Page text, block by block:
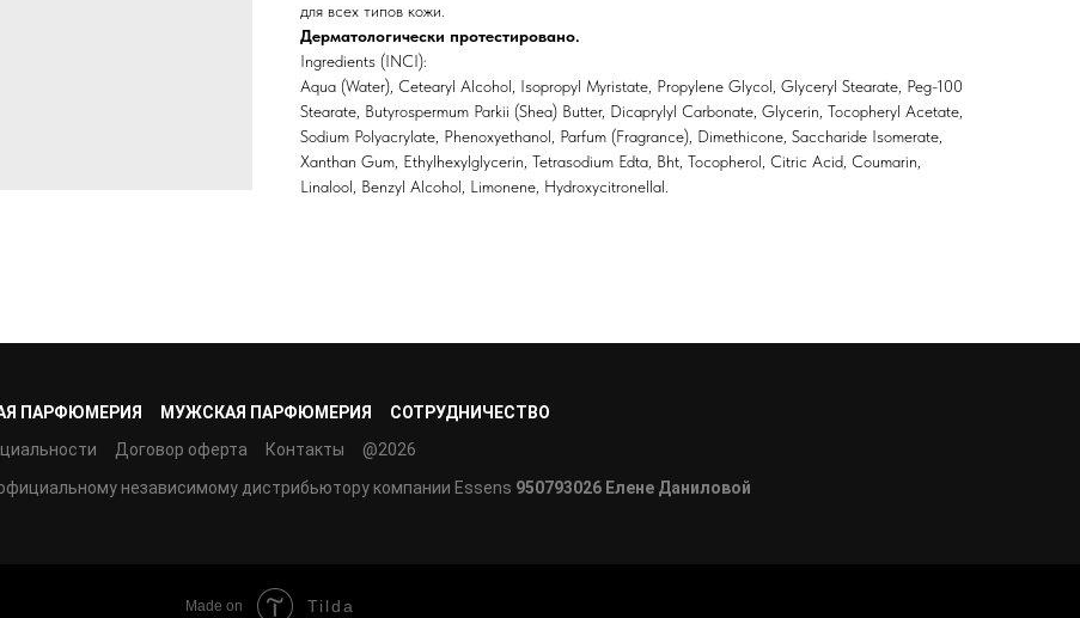
для всех типов кожи.
Дерматологически протестировано.
Ingredients (INCI):
Aqua (Water), Cetearyl Alcohol, Isopropyl Myristate, Propylene Glycol, Glyceryl Stearate, Peg-100
Stearate, Butyrospermum Parkii (Shea) Butter, Dicaprylyl Carbonate, Glycerin, Tocopheryl Acetate,
Sodium Polyacrylate, Phenoxyethanol, Parfum (Fragrance), Dimethicone, Saccharide Isomerate,
Xanthan Gum, Ethylhexylglycerin, Tetrasodium Edta, Bht, Tocopherol, Citric Acid, Coumarin,
Linalool, Benzyl Alcohol, Limonene, Hydroxycitronellal.
ПАРФЮМЕРИЯ МУЖСКАЯ ПАРФЮМЕРИЯ
СОТРУДНИЧЕСТВО
Договор оферта Контакты
@2026
независимому дистрибьютору компании Essens 950793026 Елене Даниловой
Made on Tilda